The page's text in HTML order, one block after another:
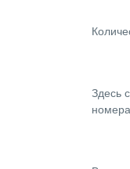
Здесь